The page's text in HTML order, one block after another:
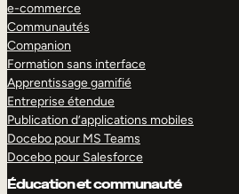
e-commerce
Communautés
Companion
Formation sans interface
Apprentissage gamifié
Entreprise étendue
Publication d’applications mobiles
Docebo pour MS Teams
Docebo pour Salesforce
Éducation et communauté